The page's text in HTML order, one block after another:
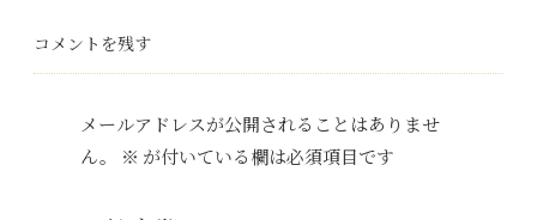
oker
t r
コメントを残す
メールアドレスが公開されることはありませ
ん。
※ が付いている欄は必須項目です